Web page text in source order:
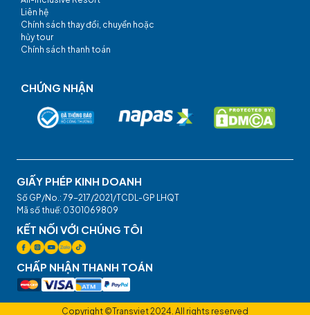
Liên hệ
Chính sách thay đổi, chuyển hoặc
hủy tour
Chính sách thanh toán
CHỨNG NHẬN
GIẤY PHÉP KINH DOANH
Số GP/No.: 79-217/2021/TCDL-GP LHQT
Mã số thuế: 0301069809
KẾT NỐI VỚI CHÚNG TÔI
CHẤP NHẬN THANH TOÁN
Copyright ©Transviet 2024. All rights reserved